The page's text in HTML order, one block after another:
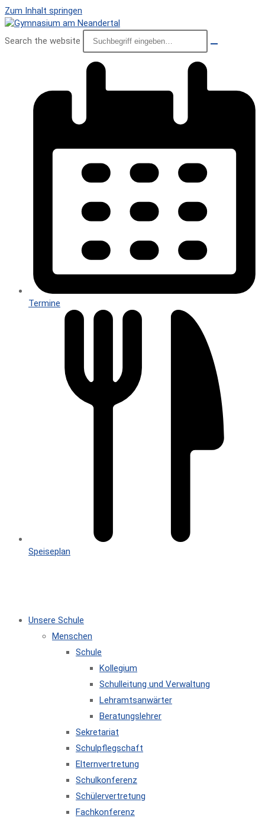
Zum Inhalt springen
Search the website
Termine
Speiseplan
Unsere Schule
Menschen
Schule
Kollegium
Schulleitung und Verwaltung
Lehramtsanwärter
Beratungslehrer
Sekretariat
Schulpflegschaft
Elternvertretung
Schulkonferenz
Schülervertretung
Fachkonferenz